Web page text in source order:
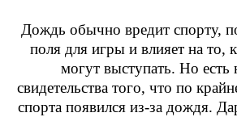
Дождь обычно вредит спорту,
поля для игры и влияет на то,
могут выступать. Но есть
свидетельства того, что по
спорта появился из-за дождя.